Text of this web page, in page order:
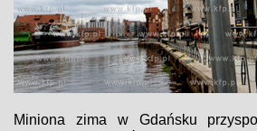
Miniona zima w Gdańsku